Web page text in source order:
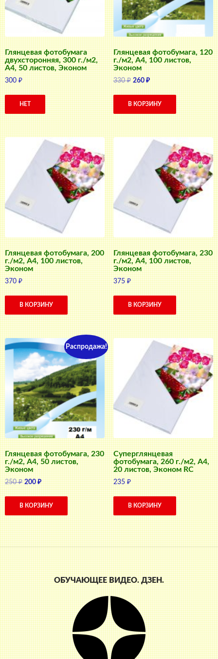
Глянцевая фотобумага
двухсторонняя, 300 г./м2,
A4, 50 листов, Эконом
300₽
НЕТ
Глянцевая фотобумага, 120
г./м2, A4, 100 листов,
Эконом
330₽ Первоначальная
цена
составляла
260₽Текущая
цена:
260 ₽.
В КОРЗИНУ
Глянцевая фотобумага, 200
г./м2, A4, 100 листов,
Эконом
370₽
В КОРЗИНУ
Глянцевая фотобумага, 230
г./м2, A4, 100 листов,
Эконом
375₽
В КОРЗИНУ
Распродажа!
Глянцевая фотобумага, 230
г./м2, A4, 50 листов,
Эконом
250₽ Первоначальная
цена
составляла
200₽Текущая
цена:
200 ₽.
В КОРЗИНУ
Суперглянцевая
фотобумага, 260 г./м2, A4,
20 листов, Эконом RC
235₽
В КОРЗИНУ
ОБУЧАЮЩЕЕ ВИДЕО. ДЗЕН.